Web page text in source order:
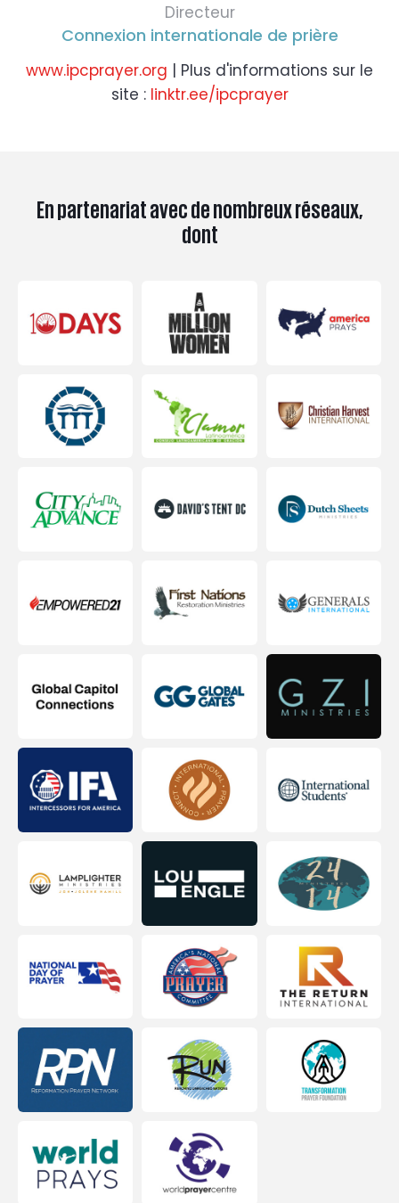
Directeur
Connexion internationale de prière
www.ipcprayer.org | Plus d'informations sur le
site : linktr.ee/ipcprayer
En partenariat avec de nombreux réseaux,
dont